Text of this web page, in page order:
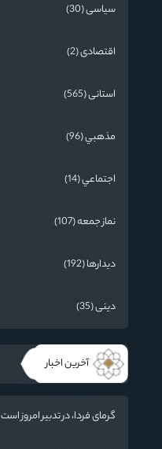
سیاسی (30)
اقتصادی (2)
استانی (565)
مذهبي (96)
اجتماعي (14)
نماز جمعه (107)
دیدارها (192)
دینی (35)
آخرین اخبار
گرمای فردا، در تدبیر امروز است